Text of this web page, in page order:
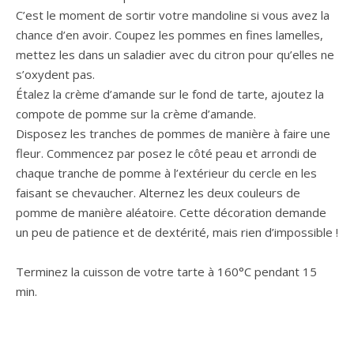
C’est le moment de sortir votre mandoline si vous avez la
chance d’en avoir. Coupez les pommes en fines lamelles,
mettez les dans un saladier avec du citron pour qu’elles ne
s’oxydent pas.
Étalez la crème d’amande sur le fond de tarte, ajoutez la
compote de pomme sur la crème d’amande.
Disposez les tranches de pommes de manière à faire une
fleur. Commencez par posez le côté peau et arrondi de
chaque tranche de pomme à l’extérieur du cercle en les
faisant se chevaucher. Alternez les deux couleurs de
pomme de manière aléatoire. Cette décoration demande
un peu de patience et de dextérité, mais rien d’impossible !
Terminez la cuisson de votre tarte à 160°C pendant 15
min.